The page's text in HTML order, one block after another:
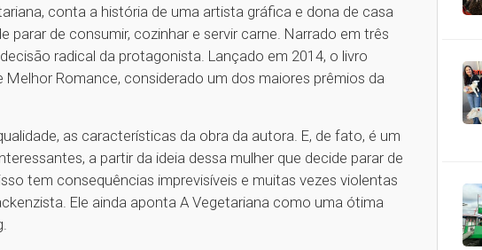
conta a história de uma artista gráfica e dona de casa
parar de consumir, cozinhar e servir carne. Narrado em três
radical da protagonista. Lançado em 2014, o livro
Romance, considerado um dos maiores prêmios da
as características da obra da autora. E, de fato, é um
a partir da ideia dessa mulher que decide parar de
tem consequências imprevisíveis e muitas vezes violentas
Ele ainda aponta A Vegetariana como uma ótima